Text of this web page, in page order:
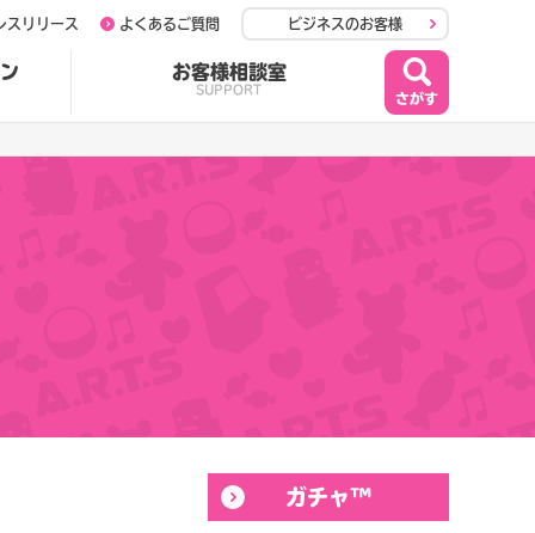
お客様相談室
SUPPORT
スリリース よくあるご質問 ビジネスのお客様
ガチャ™